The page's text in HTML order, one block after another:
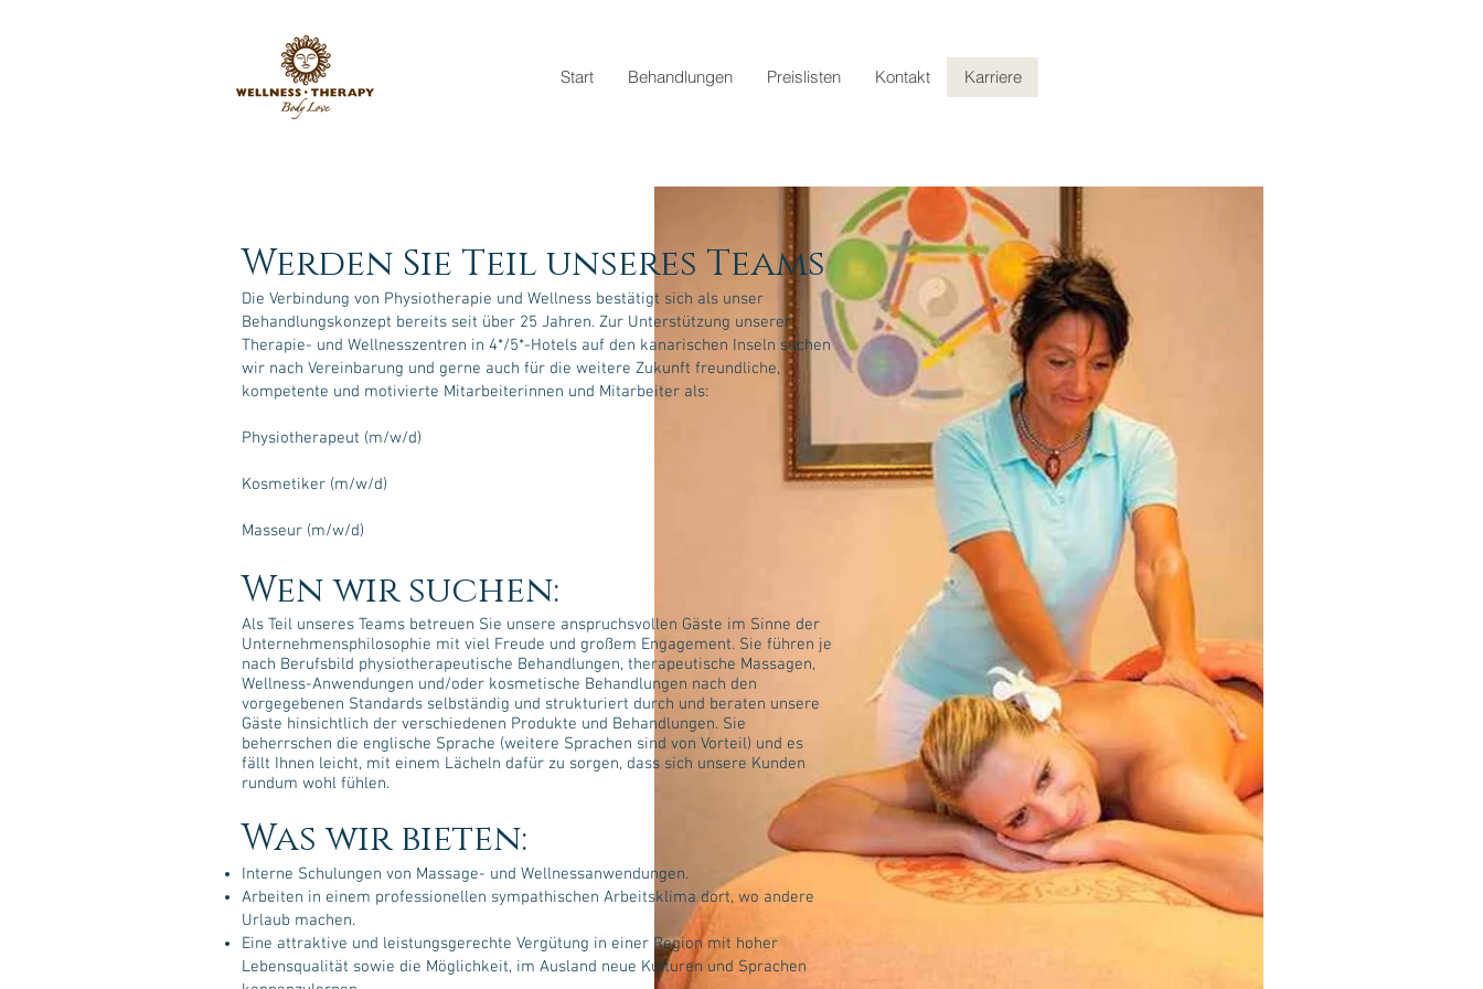
Start Behandlungen Preislisten Kontakt Karriere
Werden Sie Teil unseres Teams
Die Verbindung von Physiotherapie und Wellness bestätigt sich als unser
Behandlungskonzept bereits seit über 25 Jahren. Zur Unterstützung unserer
Therapie- und Wellnesszentren in 4*/5*-Hotels auf den kanarischen Inseln suchen
wir nach Vereinbarung und gerne auch für die weitere Zukunft freundliche,
kompetente und motivierte Mitarbeiterinnen und Mitarbeiter als:
Physiotherapeut (m/w/d)
Kosmetiker (m/w/d)
Masseur (m/w/d)
Wen wir suchen:
Als Teil unseres Teams betreuen Sie unsere anspruchsvollen Gäste im Sinne der
Unternehmensphilosophie mit viel Freude und großem Engagement. Sie führen je
nach Berufsbild physiotherapeutische Behandlungen, therapeutische Massagen,
Wellness-Anwendungen und/oder kosmetische Behandlungen nach den
vorgegebenen Standards selbständig und strukturiert durch und beraten unsere
Gäste hinsichtlich der verschiedenen Produkte und Behandlungen. Sie
beherrschen die englische Sprache (weitere Sprachen sind von Vorteil) und es
fällt Ihnen leicht, mit einem Lächeln dafür zu sorgen, dass sich unsere Kunden
rundum wohl fühlen.
Was wir bieten:
Interne Schulungen von Massage- und Wellnessanwendungen.
Arbeiten in einem professionellen sympathischen Arbeitsklima dort, wo andere
Urlaub machen.
Eine attraktive und leistungsgerechte Vergütung in einer Region mit hoher
Lebensqualität sowie die Möglichkeit, im Ausland neue Kulturen und Sprachen